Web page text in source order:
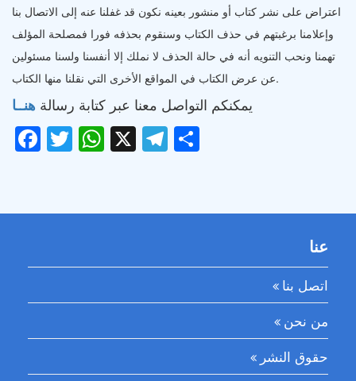
اعتراض على نشر كتاب أو منشور بعينه نكون قد غفلنا عنه إلى الاتصال بنا
وإعلامنا برغبتهم في حذف الكتاب وسنقوم بحذفه فورا فمصلحة المؤلف
تهمنا ونحب التنويه أنه في حالة الحذف لا نملك إلا أنفسنا ولسنا مسئولين
عن عرض الكتاب في المواقع الأخرى التي نقلنا منها الكتاب.
يمكنكم التواصل معنا عبر كتابة رسالة هنــا
Facebook
Twitter
WhatsApp
X Telegram
عنا
اتصل بنا
من نحن
حقوق النشر